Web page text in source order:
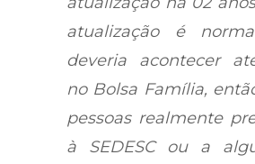
atualização é
deveria acontecer
no Bolsa Família,
pessoas realmente
à SEDESC ou a